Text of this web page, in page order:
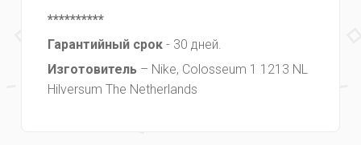
**********
Гарантийный срок - 30 дней.
Изготовитель – Nike, Colosseum 1 1213 NL
Hilversum The Netherlands